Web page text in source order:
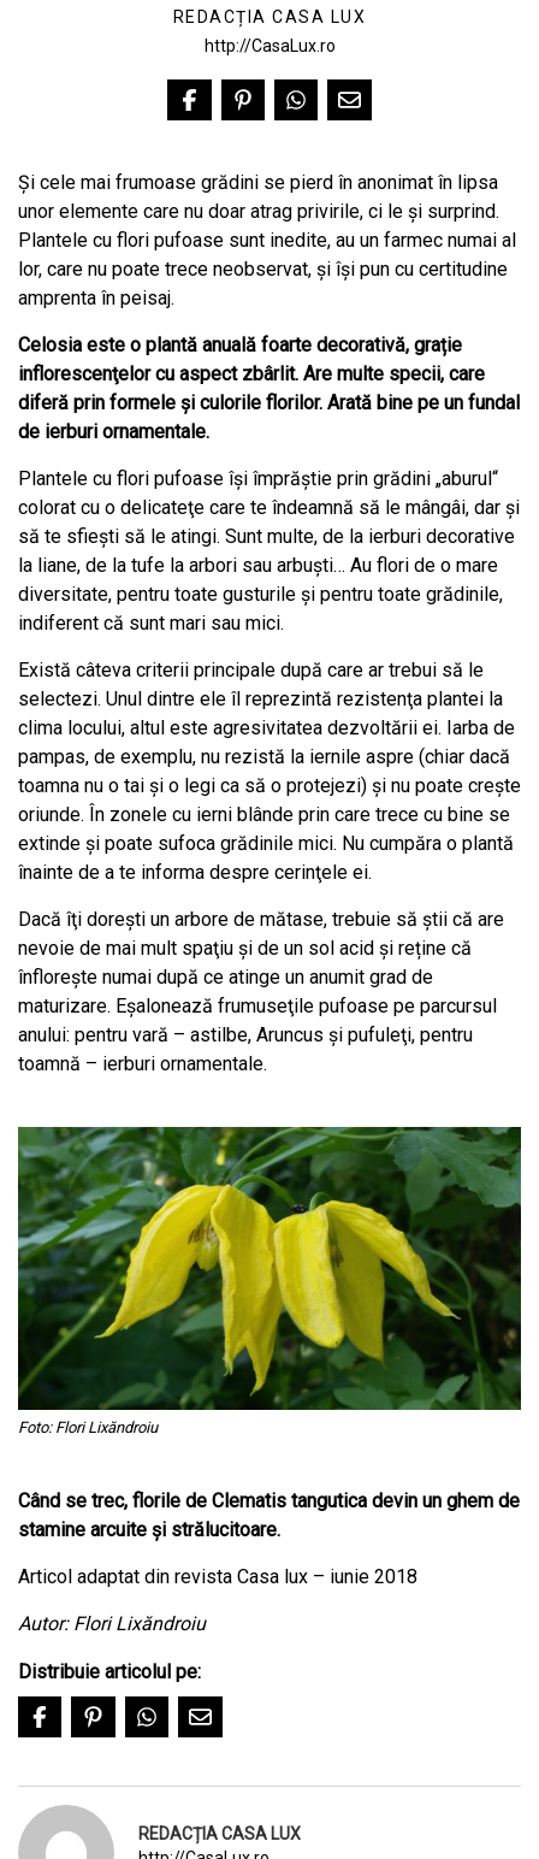
REDACȚIA CASA LUX
http://CasaLux.ro
Şi cele mai frumoase grădini se pierd în anonimat în lipsa
unor elemente care nu doar atrag privirile, ci le şi surprind.
Plantele cu flori pufoase sunt inedite, au un farmec numai al
lor, care nu poate trece neobservat, şi îşi pun cu certitudine
amprenta în peisaj.
Celosia este o plantă anuală foarte decorativă, grație
inflorescenţelor cu aspect zbârlit. Are multe specii, care
diferă prin formele şi culorile florilor. Arată bine pe un fundal
de ierburi ornamentale.
Plantele cu flori pufoase îşi împrăştie prin grădini „aburul“
colorat cu o delicateţe care te îndeamnă să le mângâi, dar şi
să te sfieşti să le atingi. Sunt multe, de la ierburi decorative
la liane, de la tufe la arbori sau arbuşti… Au flori de o mare
diversitate, pentru toate gusturile şi pentru toate grădinile,
indiferent că sunt mari sau mici.
Există câteva criterii principale după care ar trebui să le
selectezi. Unul dintre ele îl reprezintă rezistenţa plantei la
clima locului, altul este agresivitatea dezvoltării ei. Iarba de
pampas, de exemplu, nu rezistă la iernile aspre (chiar dacă
toamna nu o tai şi o legi ca să o protejezi) şi nu poate creşte
oriunde. În zonele cu ierni blânde prin care trece cu bine se
extinde şi poate sufoca grădinile mici. Nu cumpăra o plantă
înainte de a te informa despre cerinţele ei.
Dacă îţi doreşti un arbore de mătase, trebuie să ştii că are
nevoie de mai mult spaţiu şi de un sol acid şi reține că
înfloreşte numai după ce atinge un anumit grad de
maturizare. Eşalonează frumuseţile pufoase pe parcursul
anului: pentru vară – astilbe, Aruncus şi pufuleţi, pentru
toamnă – ierburi ornamentale.
Foto: Flori Lixăndroiu
Când se trec, florile de Clematis tangutica devin un ghem de
stamine arcuite şi strălucitoare.
Articol adaptat din revista Casa lux – iunie 2018
Autor: Flori Lixăndroiu
Distribuie articolul pe:
REDACȚIA CASA LUX